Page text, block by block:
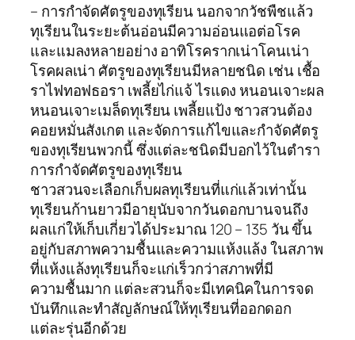
– การกำจัดศัตรูของทุเรียน นอกจากวัชพืชแล้ว
ทุเรียนในระยะต้นอ่อนมีความอ่อนแอต่อโรค
และแมลงหลายอย่าง อาทิโรครากเน่าโคนเน่า
โรคผลเน่า ศัตรูของทุเรียนมีหลายชนิด เช่น เชื้อ
ราไฟทอฟธอรา เพลี้ยไก่แจ้ ไรแดง หนอนเจาะผล
หนอนเจาะเมล็ดทุเรียน เพลี้ยแป้ง ชาวสวนต้อง
คอยหมั่นสังเกต และจัดการแก้ไขและกำจัดศัตรู
ของทุเรียนพวกนี้ ซึ่งแต่ละชนิดมีบอกไว้ในตำรา
การกำจัดศัตรูของทุเรียน
ชาวสวนจะเลือกเก็บผลทุเรียนที่แก่แล้วเท่านั้น
ทุเรียนก้านยาวมีอายุนับจากวันดอกบานจนถึง
ผลแก่ให้เก็บเกี่ยวได้ประมาณ 120 – 135 วัน ขึ้น
อยู่กับสภาพความชื้นและความแห้งแล้ง ในสภาพ
ที่แห้งแล้งทุเรียนก็จะแก่เร็วกว่าสภาพที่มี
ความชื้นมาก แต่ละสวนก็จะมีเทคนิคในการจด
บันทึกและทำสัญลักษณ์ให้ทุเรียนที่ออกดอก
แต่ละรุ่นอีกด้วย